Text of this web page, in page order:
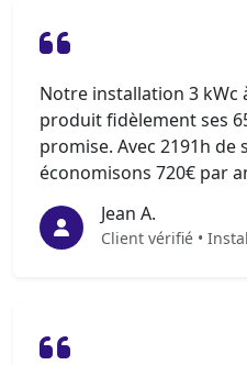
Notre installation 3 kWc
produit fidèlement ses
promise. Avec 2191h de
économisons 720€ par
Jean A.
Client vérifié •